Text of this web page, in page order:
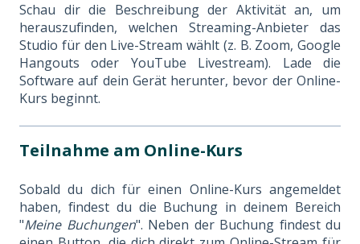
Schau dir die Beschreibung der Aktivität an, um
herauszufinden, welchen Streaming-Anbieter das
Studio für den Live-Stream wählt (z. B. Zoom, Google
Hangouts oder YouTube Livestream). Lade die
Software auf dein Gerät herunter, bevor der Online-
Kurs beginnt.
Teilnahme am Online-Kurs
Sobald du dich für einen Online-Kurs angemeldet
haben, findest du die Buchung in deinem Bereich
"Meine Buchungen". Neben der Buchung findest du